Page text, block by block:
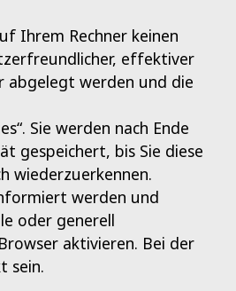
Ihrem Rechner keinen
effektiver
abgelegt werden und die
Sie werden nach Ende
gespeichert, bis Sie diese
wiederzuerkennen.
werden und
oder generell
aktivieren. Bei der
sein.